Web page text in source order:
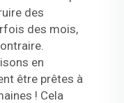
des
des mois,
en
être prêtes à
! Cela